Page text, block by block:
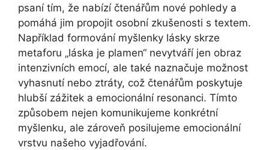
psaní tím, že nabízí čtenářům nové pohledy a
pomáhá jim propojit osobní zkušenosti s textem.
Například formování myšlenky lásky skrze
metaforu „láska je plamen“ nevytváří jen obraz
intenzivních emocí, ale také naznačuje možnost
vyhasnutí nebo ztráty, což čtenářům poskytuje
hlubší zážitek a emocionální resonanci. Tímto
způsobem nejen komunikujeme konkrétní
myšlenku, ale zároveň posilujeme emocionální
vrstvu našeho vyjadřování.